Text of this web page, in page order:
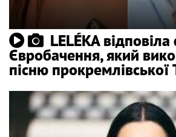
LELÉKA відповіла
Євробачення, який
пісню прокремлівської